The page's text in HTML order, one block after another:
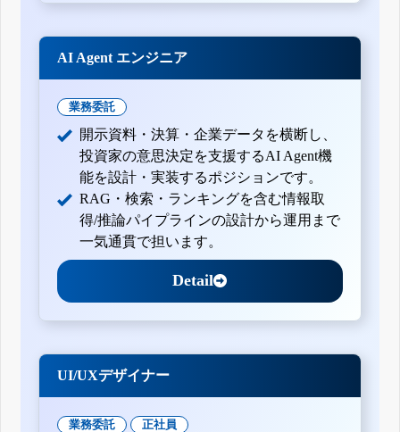
AI Agent エンジニア
業務委託
開示資料・決算・企業データを横断し、
投資家の意思決定を支援するAI Agent機
能を設計・実装するポジションです。
RAG・検索・ランキングを含む情報取
得/推論パイプラインの設計から運用まで
一気通貫で担います。
Detail
UI/UXデザイナー
業務委託 正社員